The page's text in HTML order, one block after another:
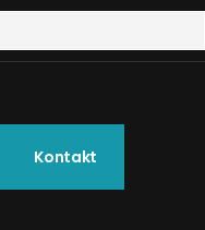
Kontakt